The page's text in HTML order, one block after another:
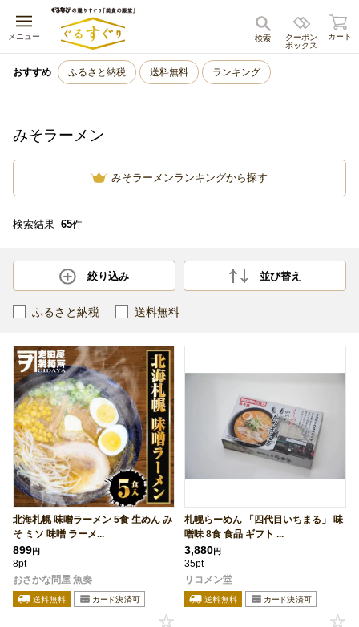
メニュー
キャンセル
クーポン
ボックス
検索 カート
おすすめ ふるさと納税 送料無料 ランキング
みそラーメン
みそラーメンランキングから探す
検索結果 65件
絞り込み 並び替え
ふるさと納税 送料無料
北海札幌 味噌ラーメン 5食 生めん み
そ ミソ 味噌 ラーメ...
899円
8pt
おさかな問屋 魚奏
札幌らーめん 「四代目いちまる」 味
噌味 8食 食品 ギフト ...
3,880円
35pt
リコメン堂